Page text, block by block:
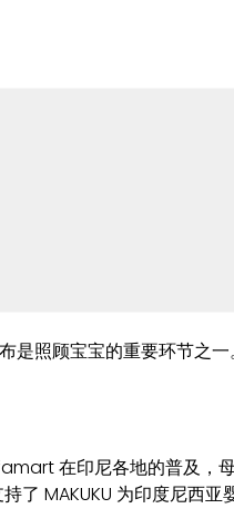
照顾宝宝的重要环节之
在印尼各地的普及，
了 MAKUKU 为印度尼西亚